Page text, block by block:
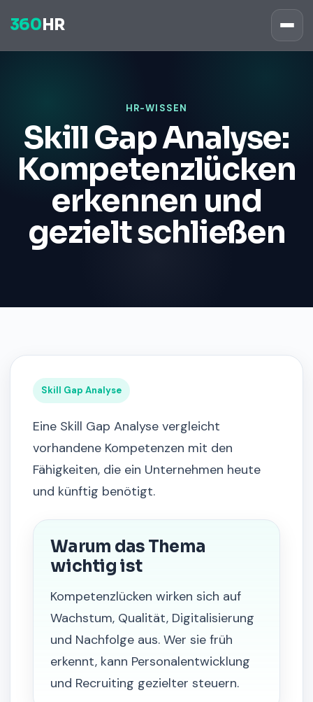
360 HR
HR-WISSEN
Skill Gap Analyse:
Kompetenzlücken
erkennen und
gezielt schließen
Skill Gap Analyse
Eine Skill Gap Analyse vergleicht
vorhandene Kompetenzen mit den
Fähigkeiten, die ein Unternehmen heute
und künftig benötigt.
Warum das Thema
wichtig ist
Kompetenzlücken wirken sich auf
Wachstum, Qualität, Digitalisierung
und Nachfolge aus. Wer sie früh
erkennt, kann Personalentwicklung
und Recruiting gezielter steuern.